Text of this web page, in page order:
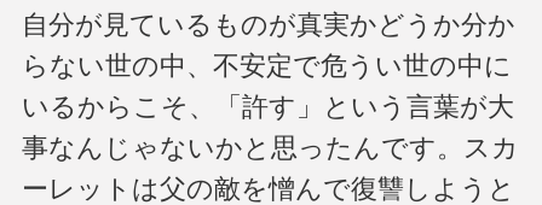
自分が見ているものが真実かどうか分か
らない世の中、不安定で危うい世の中に
いるからこそ、「許す」という言葉が大
事なんじゃないかと思ったんです。スカ
ーレットは父の敵を憎んで復讐しようと